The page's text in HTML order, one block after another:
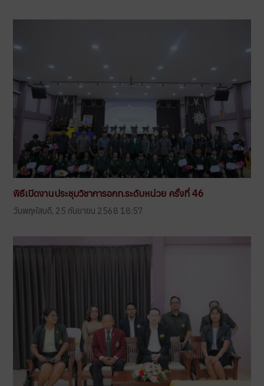
พิธีเปิดงานประชุมวิชาการอกท.ระดับหน่วย ครั้งที่ 46
วันพฤหัสบดี, 25 กันยายน 2568 18:57